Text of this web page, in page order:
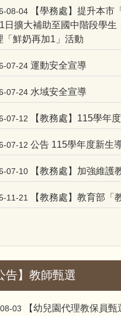
08-04
【學務處】提升本
日擴大補助至國中階段學
「鮮奶再加1」活動
07-24 運動安全宣導
07-24 水域安全宣導
07-12 【教務處】115學年
07-12 公告 115學年度新生
07-10 【教務處】加強維護
11-21 【教務處】教育部
告】教師甄選
03
【幼兒園代理教保員